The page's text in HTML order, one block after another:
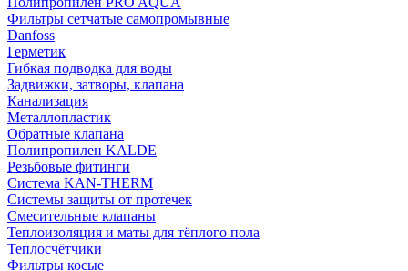
Фильтры сетчатые самопромывные
Danfoss
Герметик
Гибкая подводка для воды
Задвижки, затворы, клапана
Канализация
Металлопластик
Обратные клапана
Полипропилен KALDE
Резьбовые фитинги
Система KAN-THERM
Системы защиты от протечек
Смесительные клапаны
Теплоизоляция и маты для тёплого пола
Теплосчётчики
Фильтры косые